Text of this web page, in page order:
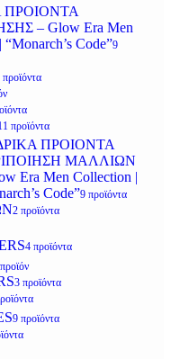
ΠΡΟΙΟΝΤΑ
– Glow Era Men
Code”9
προϊόντα
προϊόντα
ΠΡΟΙΟΝΤΑ
ΜΑΛΛΙΩΝ
Era Men Collection |
Code”9 προϊόντα
2 προϊόντα
4 προϊόντα
3 προϊόντα
9 προϊόντα